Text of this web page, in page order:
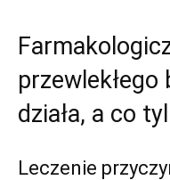
przewlekłego
działa, a co
Leczenie